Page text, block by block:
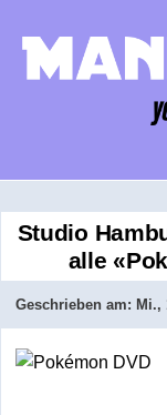
Studio
alle
Geschrieben am: Mi.,